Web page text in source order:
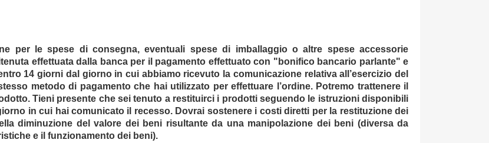
per le spese di consegna, eventuali spese di imballaggio o altre spese accessorie
effettuata dalla banca per il pagamento effettuato con "bonifico bancario parlante" e
14 giorni dal giorno in cui abbiamo ricevuto la comunicazione relativa all’esercizio del
metodo di pagamento che hai utilizzato per effettuare l’ordine. Potremo trattenere il
Tieni presente che sei tenuto a restituirci i prodotti seguendo le istruzioni disponibili
in cui hai comunicato il recesso. Dovrai sostenere i costi diretti per la restituzione dei
diminuzione del valore dei beni risultante da una manipolazione dei beni (diversa da
e il funzionamento dei beni).